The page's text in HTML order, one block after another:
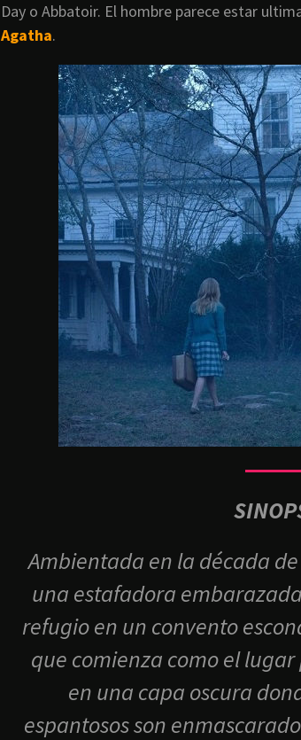
Day o Abbatoir. El hombre parece estar
Agatha.
Ambientada en la década
una estafadora
refugio en un convento
que comienza como el
en una capa oscura
espantosos son